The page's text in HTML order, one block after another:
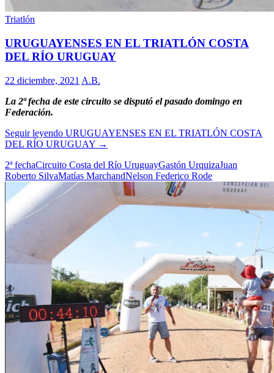
Triatlón
URUGUAYENSES EN EL TRIATLÓN COSTA
DEL RÍO URUGUAY
22 diciembre, 2021 A.B.
La 2ª fecha de este circuito se disputó el pasado domingo en
Federación.
Seguir leyendo URUGUAYENSES EN EL TRIATLÓN COSTA
DEL RÍO URUGUAY →
2ª fechaCircuito Costa del Río UruguayGastón UrquizaJuan
Roberto SilvaMatías MarchandNelson Federico Rode